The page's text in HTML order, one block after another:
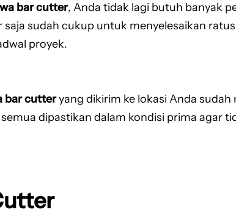
bar cutter, Anda tidak lagi butuh banyak
sudah cukup untuk menyelesaikan
proyek.
bar cutteryang dikirim ke lokasi Anda
dipastikan dalam kondisi prima agar